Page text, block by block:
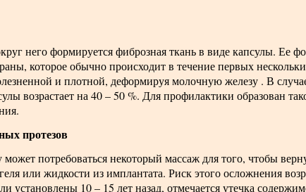
него формируется фиброзная ткань в виде капсулы. Ее
которое обычно происходит в течение первых
и плотной, деформируя молочную железу . В
возрастает на 40 – 50 %. Для профилактики образован
протезов
потребоваться некоторый массаж для того, чтобы
или жидкости из имплантата. Риск этого осложнения
установлены 10 – 15 лет назад, отмечается утечка